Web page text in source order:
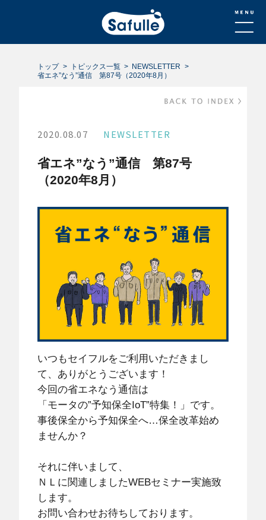
トップ トピックス一覧
NEWSLETTER
省エネ”なう”通信 第87号（2020年8月）
2020.08.07 NEWSLETTER
省エネ”なう”通信 第87号
（2020年8月）
いつもセイフルをご利用いただきまし
て、ありがとうございます！
今回の省エネなう通信は
「モータの”予知保全IoT”特集！」です。
事後保全から予知保全へ…保全改革始め
ませんか？
それに伴いまして、
ＮＬに関連しましたWEBセミナー実施致
します。
お問い合わせお待ちしております。